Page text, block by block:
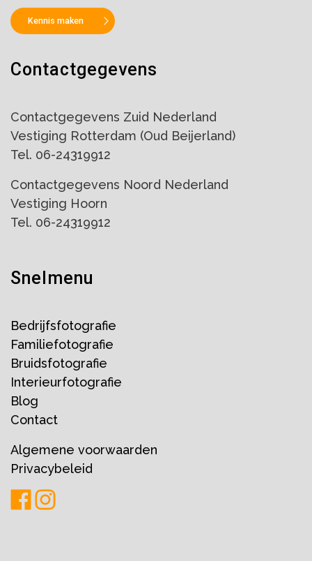
Kennis maken
Contactgegevens
Contactgegevens Zuid Nederland
Vestiging Rotterdam (Oud Beijerland)
Tel. 06-24319912
Contactgegevens Noord Nederland
Vestiging Hoorn
Tel. 06-24319912
Snelmenu
Bedrijfsfotografie
Familiefotografie
Bruidsfotografie
Interieurfotografie
Blog
Contact
Algemene voorwaarden
Privacybeleid